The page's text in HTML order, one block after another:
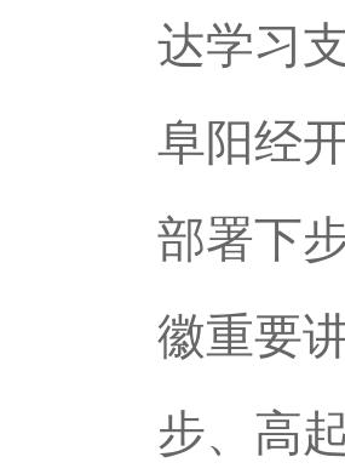
达学习
阜阳经
部署下
徽重要
步、高